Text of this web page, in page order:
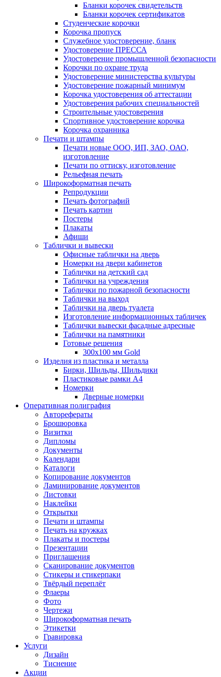
Бланки корочек свидетельств
Бланки корочек сертификатов
Студенческие корочки
Корочка пропуск
Служебное удостоверение, бланк
Удостоверение ПРЕССА
Удостоверение промышленной безопасности
Корочки по охране труда
Удостоверение министерства культуры
Удостоверение пожарный минимум
Корочка удостоверения об аттестации
Удостоверения рабочих специальностей
Строительные удостоверения
Спортивное удостоверение корочка
Корочка охранника
Печати и штампы
Печати новые ООО, ИП, ЗАО, ОАО,
изготовление
Печати по оттиску, изготовление
Рельефная печать
Широкоформатная печать
Репродукции
Печать фотографий
Печать картин
Постеры
Плакаты
Афиши
Таблички и вывески
Офисные таблички на дверь
Номерки на двери кабинетов
Таблички на детский сад
Таблички на учреждения
Таблички по пожарной безопасности
Таблички на выход
Таблички на дверь туалета
Изготовление информационных табличек
Таблички вывески фасадные адресные
Таблички на памятники
Готовые решения
300x100 мм Gold
Изделия из пластика и металла
Бирки, Шильды, Шильдики
Пластиковые рамки А4
Номерки
Дверные номерки
Оперативная полиграфия
Авторефераты
Брошюровка
Визитки
Дипломы
Документы
Календари
Каталоги
Копирование документов
Ламинирование документов
Листовки
Наклейки
Открытки
Печати и штампы
Печать на кружках
Плакаты и постеры
Презентации
Приглашения
Сканирование документов
Стикеры и стикерпаки
Твёрдый переплёт
Флаеры
Фото
Чертежи
Широкоформатная печать
Этикетки
Гравировка
Услуги
Дизайн
Тиснение
Акции